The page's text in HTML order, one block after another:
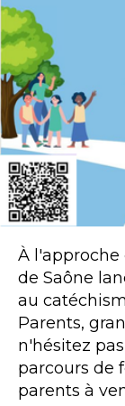
À l'approche
de Saône
au
Parents,
n'hésitez
parcours de
parents à